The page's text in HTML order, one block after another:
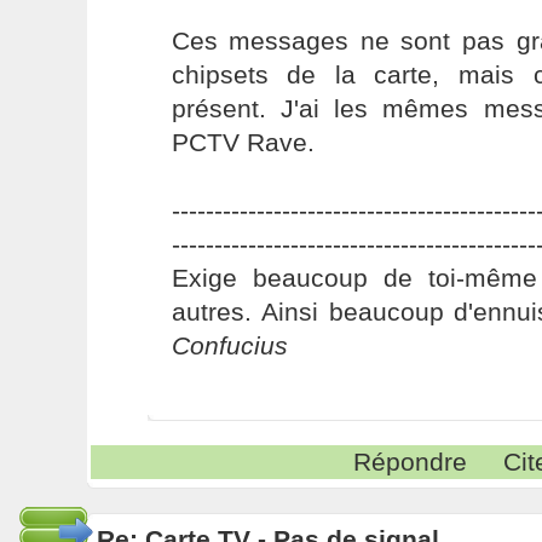
Ces messages ne sont pas
chipsets de la carte, mais
présent. J'ai les mêmes
PCTV Rave.
Exige beaucoup de toi-
autres. Ainsi beaucoup
Confucius
Répondre